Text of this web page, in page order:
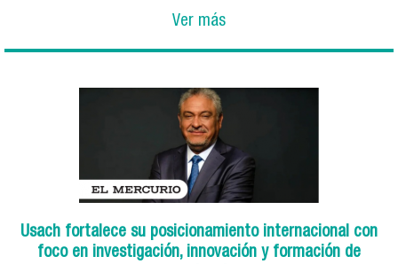
Ver más
Usach fortalece su posicionamiento internacional con
foco en investigación, innovación y formación de